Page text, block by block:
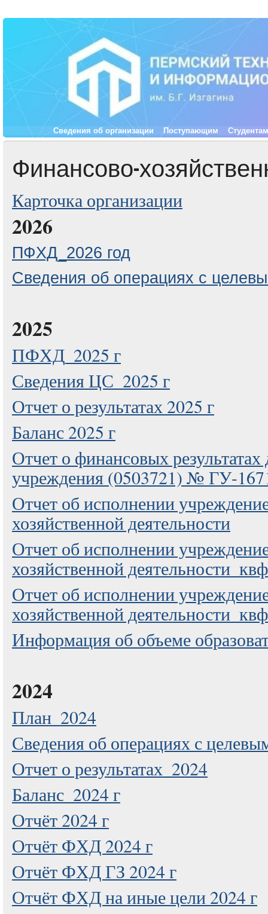
Сведения об организации Поступающим Студентам
Финансово-
Карточка организации
2026
ПФХД_2026 год
Сведения об операциях с
2025
ПФХД_2025 г
Сведения ЦС_2025 г
Отчет о результатах 2025 г
Баланс 2025 г
Отчет о финансовых результатах
учреждения (0503721) № ГУ-
Отчет об исполнении
хозяйственной деятельности
Отчет об исполнении
хозяйственной
Отчет об исполнении
хозяйственной
Информация об объеме
2024
План_2024
Сведения об операциях с
Отчет о результатах_2024
Баланс_2024 г
Отчёт 2024 г
Отчёт ФХД 2024 г
Отчёт ФХД ГЗ 2024 г
Отчёт ФХД на иные цели 2024 г